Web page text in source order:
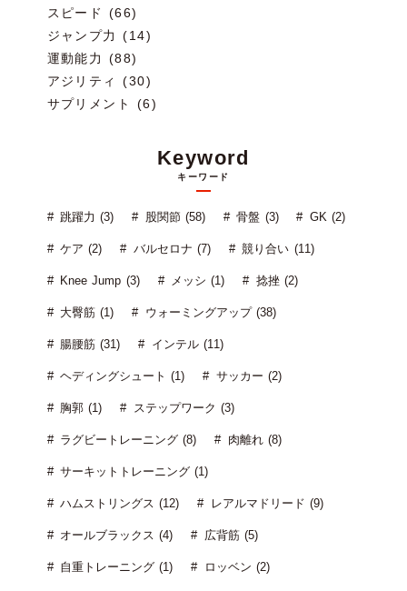
スピード (66)
ジャンプ力 (14)
運動能力 (88)
アジリティ (30)
サプリメント (6)
Keyword
キーワード
跳躍力 (3) 股関節 (58) 骨盤 (3) GK (2)
ケア (2) バルセロナ (7) 競り合い (11)
Knee Jump (3) メッシ (1) 捻挫 (2)
大臀筋 (1) ウォーミングアップ (38)
腸腰筋 (31) インテル (11)
ヘディングシュート (1) サッカー (2)
胸郭 (1) ステップワーク (3)
ラグビートレーニング (8) 肉離れ (8)
サーキットトレーニング (1)
ハムストリングス (12) レアルマドリード (9)
オールブラックス (4) 広背筋 (5)
自重トレーニング (1) ロッベン (2)